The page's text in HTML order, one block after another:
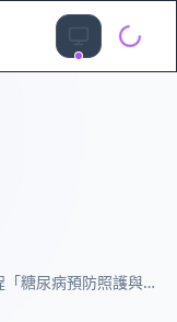
樂銓居家115年度積分課程「糖尿病預防照護與腎衰竭照護」(雙北)